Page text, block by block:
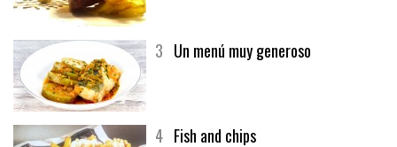
3 Un menú muy generoso
4 Fish and chips